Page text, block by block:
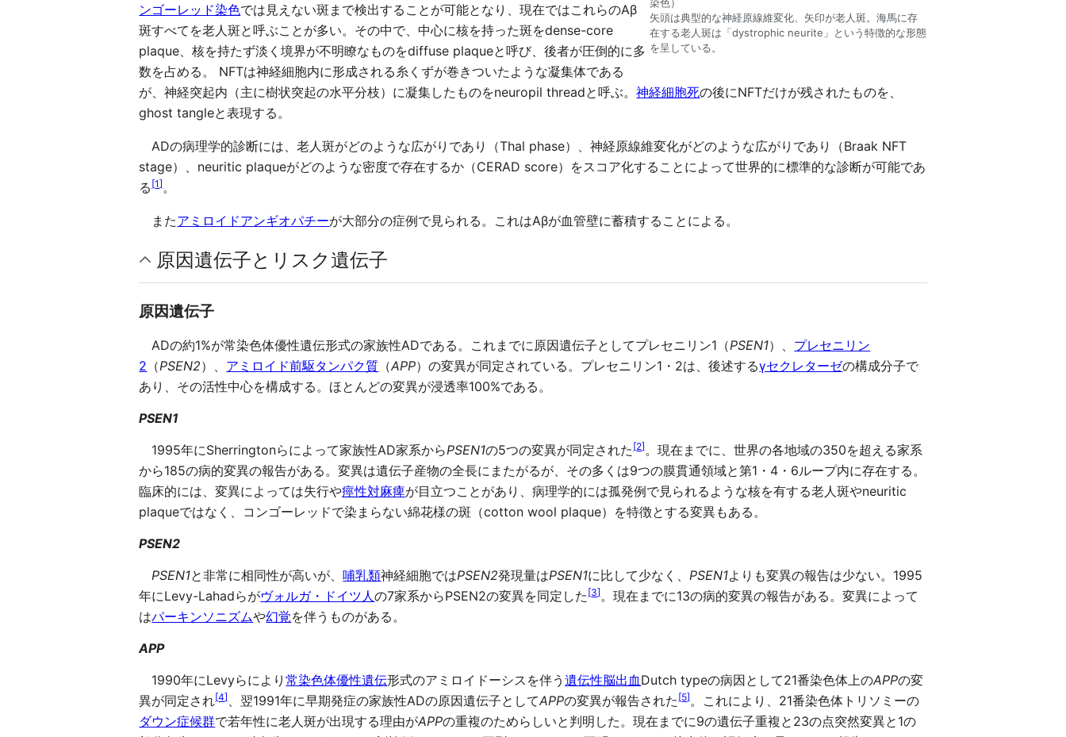
矢頭は典型的な神経原線維変化、矢印が老人斑。海馬に存
在する老人斑は「dystrophic neurite」という特徴的な形態
を呈している。
ンゴーレッド染色では見えない斑まで検出することが可能となり、現在ではこれらのAβ
斑すべてを老人斑と呼ぶことが多い。その中で、中心に核を持った斑をdense-core
plaque、核を持たず淡く境界が不明瞭なものをdiffuse plaqueと呼び、後者が圧倒的に多
数を占める。 NFTは神経細胞内に形成される糸くずが巻きついたような凝集体である
が、神経突起内（主に樹状突起の水平分枝）に凝集したものをneuropil threadと呼ぶ。神経細胞死の後にNFTだけが残されたものを、
ghost tangleと表現する。
ADの病理学的診断には、老人斑がどのような広がりであり（Thal phase）、神経原線維変化がどのような広がりであり（Braak NFT
stage）、neuritic plaqueがどのような密度で存在するか（CERAD score）をスコア化することによって世界的に標準的な診断が可能であ
る[1]。
またアミロイドアンギオパチーが大部分の症例で見られる。これはAβが血管壁に蓄積することによる。
原因遺伝子とリスク遺伝子
原因遺伝子
ADの約1%が常染色体優性遺伝形式の家族性ADである。これまでに原因遺伝子としてプレセニリン1（PSEN1）、 プレセニリン
2 （PSEN2）、 アミロイド前駆タンパク質 （APP）の変異が同定されている。プレセニリン1・2は、後述するγセクレターゼの構成分子で
あり、その活性中心を構成する。ほとんどの変異が浸透率100%である。
PSEN1
1995年にSherringtonらによって家族性AD家系からPSEN1の5つの変異が同定された[2]。現在までに、世界の各地域の350を超える家系
から185の病的変異の報告がある。変異は遺伝子産物の全長にまたがるが、その多くは9つの膜貫通領域と第1・4・6ループ内に存在する。
臨床的には、変異によっては失行や痙性対麻痺が目立つことがあり、病理学的には孤発例で見られるような核を有する老人斑やneuritic
plaqueではなく、コンゴーレッドで染まらない綿花様の斑（cotton wool plaque）を特徴とする変異もある。
PSEN2
PSEN1と非常に相同性が高いが、哺乳類神経細胞ではPSEN2発現量はPSEN1に比して少なく、PSEN1よりも変異の報告は少ない。1995
年にLevy-Lahadらがヴォルガ・ドイツ人の7家系からPSEN2の変異を同定した[3]。現在までに13の病的変異の報告がある。変異によって
はパーキンソニズムや幻覚を伴うものがある。
APP
1990年にLevyらにより常染色体優性遺伝形式のアミロイドーシスを伴う遺伝性脳出血 Dutch typeの病因として21番染色体上のAPPの変
異が同定され[4]、翌1991年に早期発症の家族性ADの原因遺伝子としてAPPの変異が報告された[5]。これにより、21番染色体トリソミーの
ダウン症候群で若年性に老人斑が出現する理由がAPPの重複のためらしいと判明した。現在までに9の遺伝子重複と23の点突然変異と1の